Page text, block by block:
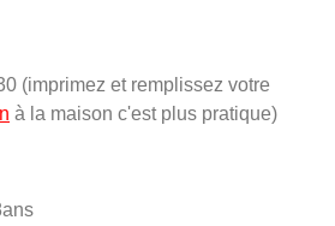
(imprimez et remplissez votre
à la maison c'est plus pratique)